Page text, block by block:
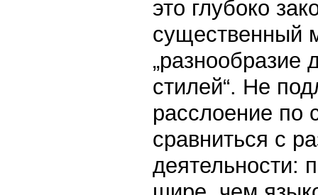
это глубоко
существенный
„разнообразие
стилей“. Не
расслоение по
сравниться с
деятельности: